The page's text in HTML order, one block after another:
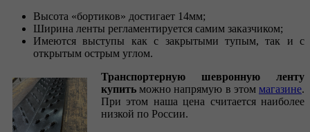
Высота «бортиков» достигает 14мм;
Ширина ленты регламентируется самим заказчиком;
Имеются выступы как с закрытыми тупым, так и с
открытым острым углом.
Транспортерную шевронную ленту
купить можно напрямую в этом магазине.
При этом наша цена считается наиболее
низкой по России.